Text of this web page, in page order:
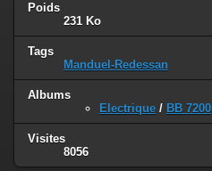
Poids
231 Ko
Tags
Manduel-Redessan
Albums
Electrique / BB 7200
Visites
8056